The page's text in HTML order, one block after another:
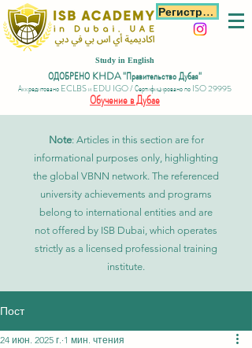
Регистрация
Study in English
ОДОБРЕНО KHDA "Правительство Дубая"
Аккредитовано ECLBS и EDU IGO / Сертифицировано по ISO 29995
Обучение в Дубае
Note: Articles in this section are for
informational purposes only, highlighting
the global VBNN network. The referenced
university achievements and programs
belong to international entities and are
not offered by ISB Dubai, which operates
strictly as a licensed professional training
institute.
Пост
24 июн. 2025 г. 1 мин. чтения